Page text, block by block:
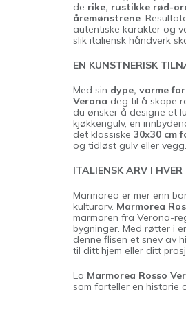
de rike, rustikke rød-
åremønstrene.
autentiske karakter og
slik italiensk håndverk
EN KUNSTNERISK
Med sin dype, varme
Verona deg til å skape
du ønsker å designe et
kjøkkengulv, en
det klassiske 30x30 cm
og tidløst gulv eller vegg.
ITALIENSK ARV I HVER
Marmorea er mer enn
kulturarv. Marmorea
marmoren fra Verona-
bygninger. Med røtter i
denne flisen et snev av
til ditt hjem eller ditt
La Marmorea Rosso
som forteller en historie